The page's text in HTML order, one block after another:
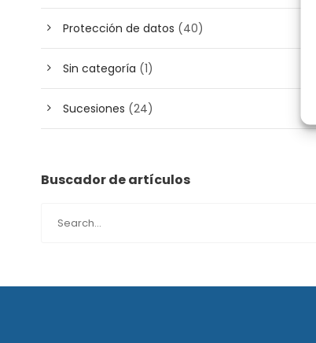
Protección de datos (40)
Sin categoría (1)
Sucesiones (24)
Buscador de artículos